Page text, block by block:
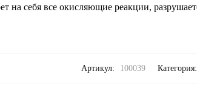
на себя все окисляющие реакции,
Артикул: 100039 Категория: